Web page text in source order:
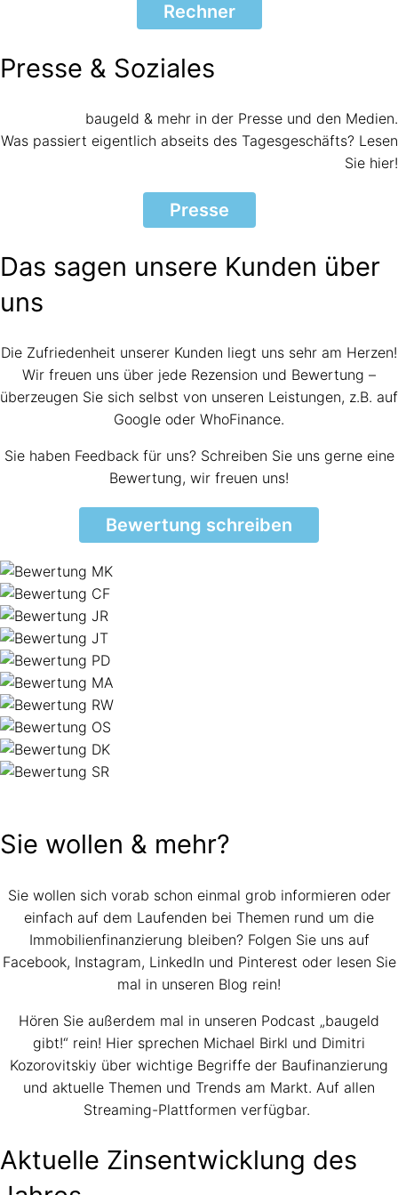
Rechner
Presse & Soziales
baugeld & mehr in der Presse und den Medien.
Was passiert eigentlich abseits des Tagesgeschäfts? Lesen
Sie hier!
Presse
Das sagen unsere Kunden über
uns
Die Zufriedenheit unserer Kunden liegt uns sehr am Herzen!
Wir freuen uns über jede Rezension und Bewertung –
überzeugen Sie sich selbst von unseren Leistungen, z.B. auf
Google oder WhoFinance.
Sie haben Feedback für uns? Schreiben Sie uns gerne eine
Bewertung, wir freuen uns!
Bewertung schreiben
Sie wollen & mehr?
Sie wollen sich vorab schon einmal grob informieren oder
einfach auf dem Laufenden bei Themen rund um die
Immobilienfinanzierung bleiben? Folgen Sie uns auf
Facebook, Instagram, LinkedIn und Pinterest oder lesen Sie
mal in unseren Blog rein!
Hören Sie außerdem mal in unseren Podcast „baugeld
gibt!“ rein! Hier sprechen Michael Birkl und Dimitri
Kozorovitskiy über wichtige Begriffe der Baufinanzierung
und aktuelle Themen und Trends am Markt. Auf allen
Streaming-Plattformen verfügbar.
Aktuelle Zinsentwicklung des